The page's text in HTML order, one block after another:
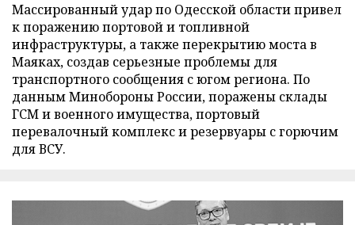
Массированный удар по Одесской области привел
к поражению портовой и топливной
инфраструктуры, а также перекрытию моста в
Маяках, создав серьезные проблемы для
транспортного сообщения с югом региона. По
данным Минобороны России, поражены склады
ГСМ и военного имущества, портовый
перевалочный комплекс и резервуары с горючим
для ВСУ.